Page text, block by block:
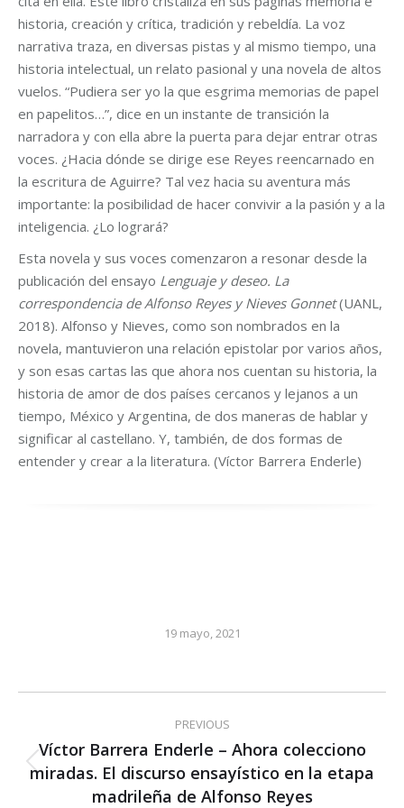
historia, creación y crítica, tradición y rebeldía. La voz
narrativa traza, en diversas pistas y al mismo tiempo, una
historia intelectual, un relato pasional y una novela de altos
vuelos. “Pudiera ser yo la que esgrima memorias de papel
en papelitos…”, dice en un instante de transición la
narradora y con ella abre la puerta para dejar entrar otras
voces. ¿Hacia dónde se dirige ese Reyes reencarnado en
la escritura de Aguirre? Tal vez hacia su aventura más
importante: la posibilidad de hacer convivir a la pasión y a la
inteligencia. ¿Lo logrará?
Esta novela y sus voces comenzaron a resonar desde la
publicación del ensayo Lenguaje y deseo. La
correspondencia de Alfonso Reyes y Nieves Gonnet(UANL,
2018). Alfonso y Nieves, como son nombrados en la
novela, mantuvieron una relación epistolar por varios años,
y son esas cartas las que ahora nos cuentan su historia, la
historia de amor de dos países cercanos y lejanos a un
tiempo, México y Argentina, de dos maneras de hablar y
significar al castellano. Y, también, de dos formas de
entender y crear a la literatura. (Víctor Barrera Enderle)
19 mayo, 2021
navigation
PREVIOUS
Previous
post:
Víctor Barrera Enderle – Ahora colecciono
miradas. El discurso ensayístico en la etapa
madrileña de Alfonso Reyes